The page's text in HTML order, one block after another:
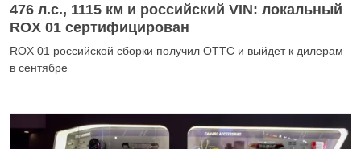
476 л.с., 1115 км и российский VIN: локальный
ROX 01 сертифицирован
ROX 01 российской сборки получил ОТТС и выйдет к дилерам
в сентябре